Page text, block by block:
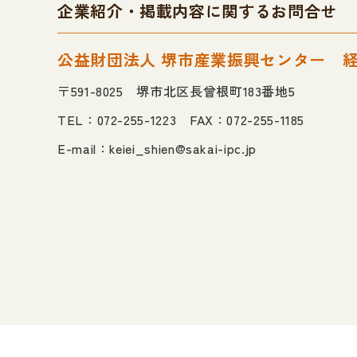
企業紹介・掲載内容に関するお問合せ
公益財団法人 堺市産業振興センター
〒591-8025 堺市北区長曾根町183番地5
TEL：072-255-1223 FAX：072-255-1185
E-mail：keiei_shien@sakai-ipc.jp